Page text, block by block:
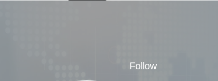
Follow